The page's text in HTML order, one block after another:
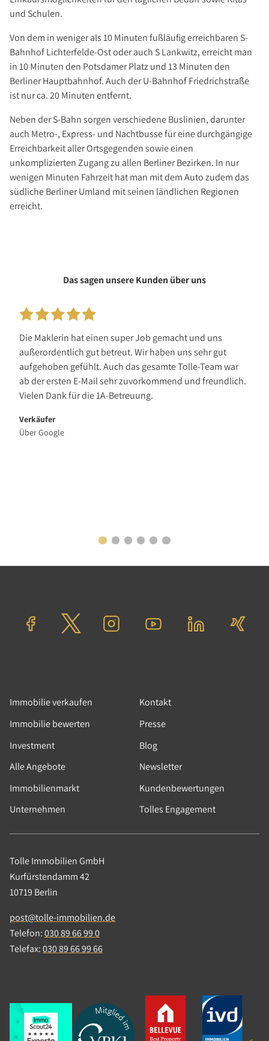
und Schulen.
Von dem in weniger als 10 Minuten fußläufig erreichbaren S-
Bahnhof Lichterfelde-Ost oder auch S Lankwitz, erreicht man
in 10 Minuten den Potsdamer Platz und 13 Minuten den
Berliner Hauptbahnhof. Auch der U-Bahnhof Friedrichstraße
ist nur ca. 20 Minuten entfernt.
Neben der S-Bahn sorgen verschiedene Buslinien, darunter
auch Metro-, Express- und Nachtbusse für eine durchgängige
Erreichbarkeit aller Ortsgegenden sowie einen
unkomplizierten Zugang zu allen Berliner Bezirken. In nur
wenigen Minuten Fahrzeit hat man mit dem Auto zudem das
südliche Berliner Umland mit seinen ländlichen Regionen
erreicht.
Das sagen unsere Kunden über uns
Die Maklerin hat einen super Job gemacht und uns
außerordentlich gut betreut. Wir haben uns sehr gut
aufgehoben gefühlt. Auch das gesamte Tolle-Team war
ab der ersten E-Mail sehr zuvorkommend und freundlich.
Vielen Dank für die 1A-Betreuung.
Verkäufer
Über Google
Immobilie verkaufen
Immobilie bewerten
Investment
Alle Angebote
Immobilienmarkt
Unternehmen
Kontakt
Presse
Blog
Newsletter
Kundenbewertungen
Tolles Engagement
Tolle Immobilien GmbH
Kurfürstendamm 42
10719 Berlin
post@tolle-immobilien.de
Telefon:030 89 66 99 0
Telefax:030 89 66 99 66